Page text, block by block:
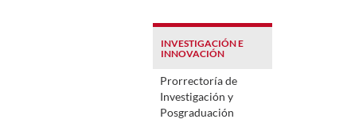
INVESTIGACIÓN E
INNOVACIÓN
Prorrectoría de
Investigación y
Posgraduación